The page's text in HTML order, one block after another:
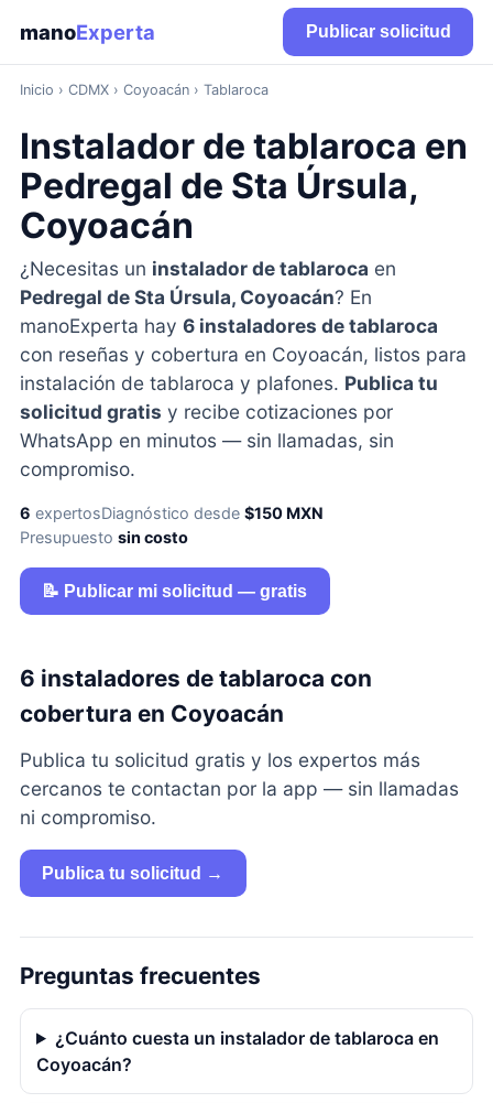
manoExperta Publicar solicitud
Inicio › CDMX› Coyoacán › Tablaroca
Instalador de tablaroca en
Pedregal de Sta Úrsula,
Coyoacán
¿Necesitas un instalador de tablaroca en
Pedregal de Sta Úrsula, Coyoacán? En
manoExperta hay 6 instaladores de tablaroca
con reseñas y cobertura en Coyoacán, listos para
instalación de tablaroca y plafones. Publica tu
solicitud gratis y recibe cotizaciones por
WhatsApp en minutos — sin llamadas, sin
compromiso.
6 expertosDiagnóstico desde $150 MXN
Presupuesto sin costo
📝 Publicar mi solicitud — gratis
6 instaladores de tablaroca con
cobertura en Coyoacán
Publica tu solicitud gratis y los expertos más
cercanos te contactan por la app — sin llamadas
ni compromiso.
Publica tu solicitud →
Preguntas frecuentes
¿Cuánto cuesta un instalador de tablaroca en
Coyoacán?